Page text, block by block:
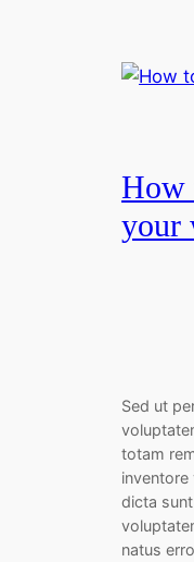
How
your
Sed ut
totam
dicta
natus